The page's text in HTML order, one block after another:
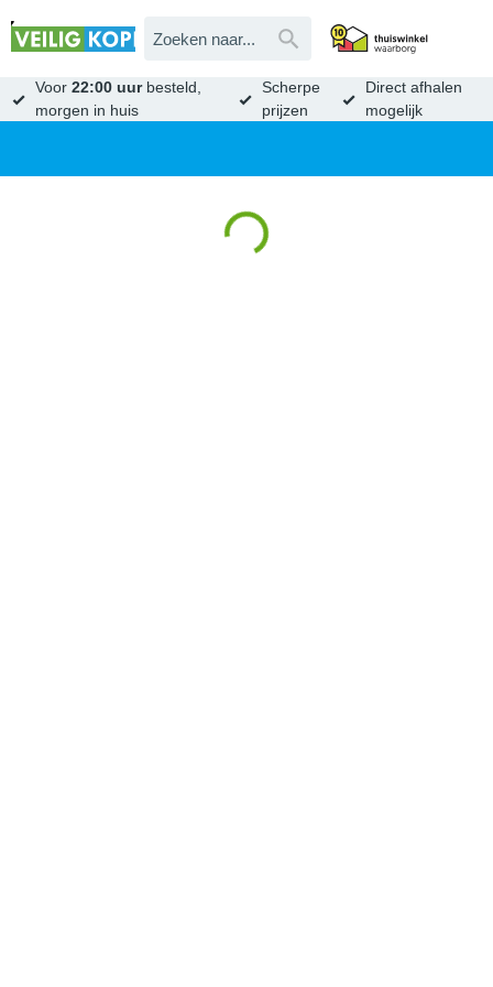
Voor22:00 uurbesteld,
morgen in huis
Scherpe
prijzen
Direct afhalen
mogelijk